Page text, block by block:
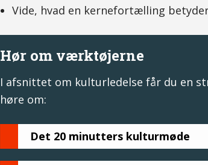
Vide, hvad en kernefortælling
Hør om værktøjerne
I afsnittet om kulturledelse får du en
høre om:
Det 20 minutters kulturmøde